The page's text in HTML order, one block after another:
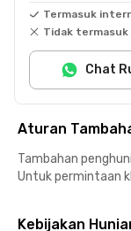
Termasuk
Tidak
Chat
Aturan
Tambahan
Untuk permintaan
Kebijakan